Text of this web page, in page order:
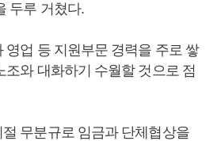
두루 거쳤다.
영업 등 지원부문 경력을 주로 쌓
조와 대화하기 수월할 것으로 점
무분규로 임금과 단체협상을